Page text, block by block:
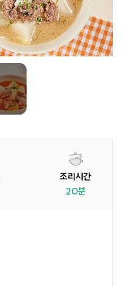
조리시간
20분